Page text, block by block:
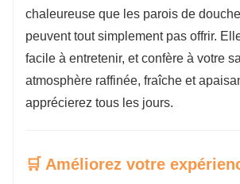
chaleureuse que les parois de
peuvent tout simplement pas offrir.
facile à entretenir, et confère à votre
atmosphère raffinée, fraîche et
apprécierez tous les jours.
🛒 Améliorez votre